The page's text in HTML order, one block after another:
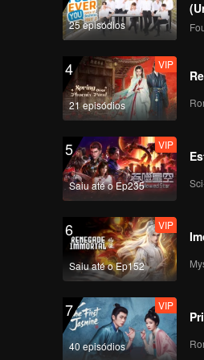
25 episódios
4
21 episódios
VIP
5
Saiu até o Ep235
VIP
6
Saiu até o Ep152
VIP
7
40 episódios
VIP